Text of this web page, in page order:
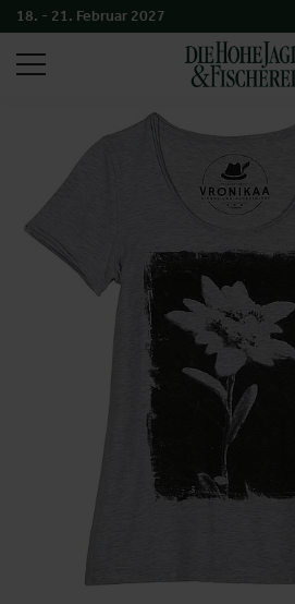
18. - 21. Februar 2027